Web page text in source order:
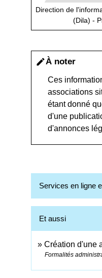
Direction de
(Dila) -
editÀ noter
Ces
associations
étant donné
d'une
d'annonces
Services en ligne
Et aussi
Création d'une
Formalités